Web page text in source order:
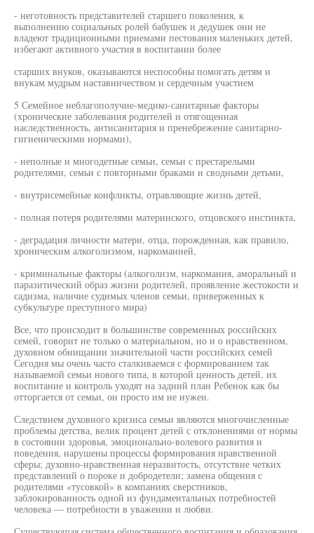
- неготовность представителей старшего поколения, к
выполнению социальных ролей бабушек и дедушек они не
владеют традиционными приемами пестования маленьких детей,
избегают активного участия в воспитании более
старших внуков, оказываются неспособны помогать детям и
внукам мудрым наставничеством и сердечным участием
5 Семейное неблагополучие-медико-санитарные факторы
(хронические заболевания родителей и отягощенная
наследственность, антисанитария и пренебрежение санитарно-
гигиеническими нормами),
- неполные и многодетные семьи, семьи с престарелыми
родителями, семьи с повторными браками и сводными детьми,
- внутрисемейные конфликты, отравляющие жизнь детей,
- полная потеря родителями материнского, отцовского инстинкта,
- деградация личности матери, отца, порожденная, как правило,
хроническим алкоголизмом, наркоманией,
- криминальные факторы (алкоголизм, наркомания, аморальный и
паразитический образ жизни родителей, проявление жестокости и
садизма, наличие судимых членов семьи, приверженных к
субкультуре преступного мира)
Все, что происходит в большинстве современных российских
семей, говорит не только о материальном, но и о нравственном,
духовном обнищании значительной части российских семей
Сегодня мы очень часто сталкиваемся с формированием так
называемой семьи нового типа, в которой ценность детей, их
воспитание и контроль уходят на задний план Ребенок как бы
отторгается от семьи, он просто им не нужен.
Следствием духовного кризиса семьи являются многочисленные
проблемы детства, велик процент детей с отклонениями от нормы
в состоянии здоровья, эмоционально-волевого развития и
поведения, нарушены процессы формирования нравственной
сферы; духовно-нравственная неразвитость, отсутствие четких
представлений о пороке и добродетели; замена общения с
родителями «тусовкой» в компаниях сверстников,
заблокированность одной из фундаментальных потребностей
человека — потребности в уважении и любви.